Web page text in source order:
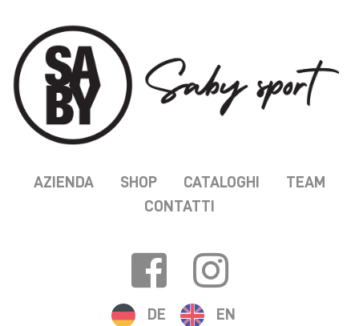
AZIENDA SHOP CATALOGHI
TEAM
CONTATTI
DE EN